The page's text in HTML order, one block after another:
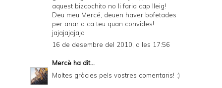
aquest bizcochito no li faria cap lleig!
Deu meu Mercé, deuen haver bofetades
per anar a ca teu quan convides!
jajajajajaja
16 de desembre del 2010, a les 17:56
Mercè ha dit...
Moltes gràcies pels vostres comentaris! :)